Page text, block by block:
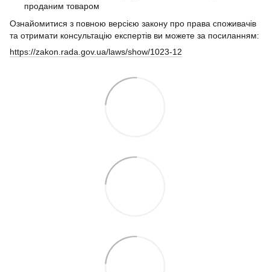
проданим товаром
Ознайомитися з повною версією закону про права споживачів
та отримати консультацію експертів ви можете за посиланням:
https://zakon.rada.gov.ua/laws/show/1023-12